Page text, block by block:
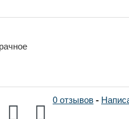
0 отзывов-